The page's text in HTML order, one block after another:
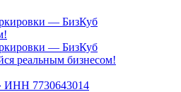
— БизКуб
— БизКуб
реальным бизнесом!
7730643014